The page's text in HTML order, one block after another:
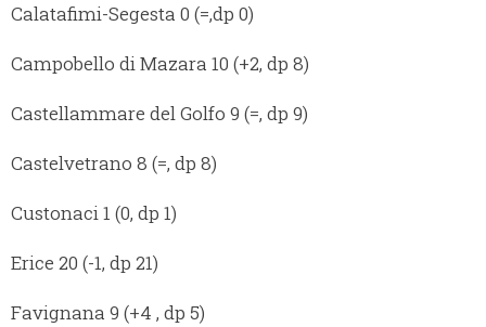
Calatafimi-Segesta 0 (=,dp 0)
Campobello di Mazara 10 (+2, dp 8)
Castellammare del Golfo 9 (=, dp 9)
Castelvetrano 8 (=, dp 8)
Custonaci 1 (0, dp 1)
Erice 20 (-1, dp 21)
Favignana 9 (+4 , dp 5)